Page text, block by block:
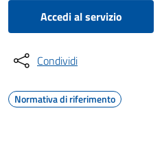
Accedi al servizio
Condividi
Normativa di riferimento